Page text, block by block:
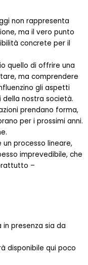
non rappresenta
ma il vero punto
concrete per il
quello di offrire una
ma comprendere
gli aspetti
della nostra società.
prendano forma,
per i prossimi anni.
processo lineare,
imprevedibile, che
–
presenza sia da
disponibile qui poco